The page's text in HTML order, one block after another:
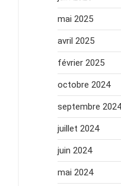
mai 2025
avril 2025
février 2025
octobre 2024
septembre 2024
juillet 2024
juin 2024
mai 2024